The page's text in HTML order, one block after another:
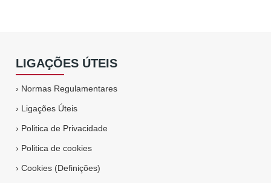
LIGAÇÕES ÚTEIS
› Normas Regulamentares
› Ligações Úteis
› Politica de Privacidade
› Politica de cookies
›Cookies (Definições)